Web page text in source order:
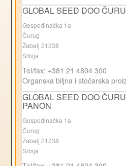
GLOBAL SEED DOO
Gospođinačka 1a
Čurug
Žabalj 21238
Srbija
Tel/fax: +381 21 4804 300
Organska biljna i stočarska
GLOBAL SEED DOO
PANON
Gospođinačka 1a
Čurug
Žabalj 21238
Srbija